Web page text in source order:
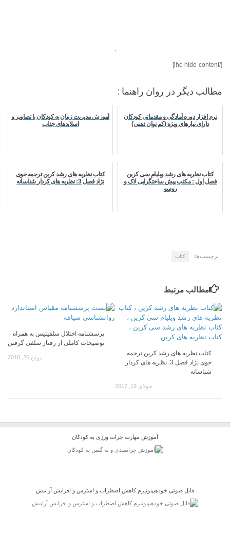
.
[/ihc-hide-content]
مطالب دیگر در روان راهنما :
نرم افزار دوره آمادگی و مقدماتی کودکان
دارای نیازهای ویژه (کم توان ذهنی)
آموزش مدیریت زمان به کودکان با تصاویر و
اسلایدهای جذاب
کتاب نظریه های رشد ویلیام سی کرین
فصل اول : مکتب پیش ساختگرایی لاک و
روسو
کتاب نظریه های رشد کرین ترجمه خوی
نژاد فصل 3: نظریه های کردار شناسانه
برچسب‌ها: کتاب
مطالب مرتبط
پرسشنامه اختلال سلفیتیس به همراه
توضیحات کاملی از رفتار سلفی گرفتن
ژوئن 26, 2018
کتاب نظریه های رشد کرین ترجمه
خوی نژاد فصل 3: نظریه های کردار
شناسانه
جولای 19, 2017
فایل صوتی خودهیپنوتیزم کاهش اضطراب و استرس و افزایش آرامش
آموزش مهارت جرات ورزی به کودکان